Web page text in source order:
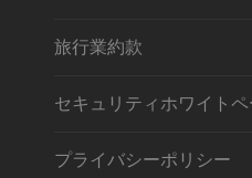
旅行業約款
セキュリティホワイト
プライバシーポリシー